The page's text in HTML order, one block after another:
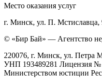
Место оказания услуг
г. Минск, ул. П. Мстиславца,
© «Бир Бай» — Агентство
220076, г. Минск, ул. Петра
УНП 193489281 Лицензия №
Министерством юстиции